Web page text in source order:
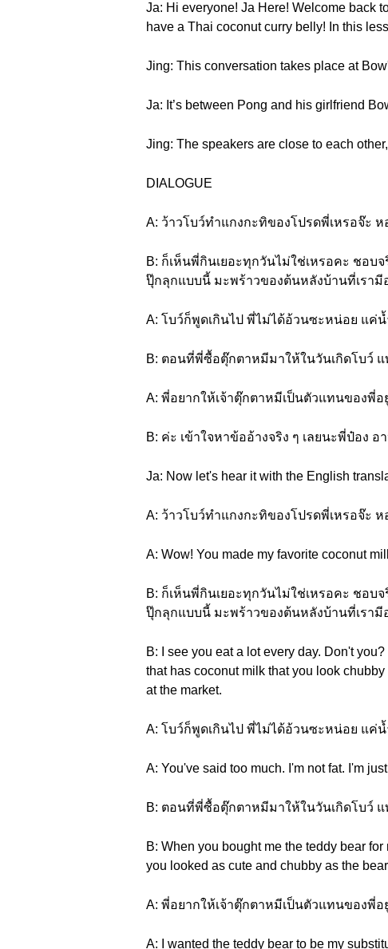
Ja: Hi everyone! Ja Here! Welcome back
have a Thai coconut curry belly! In this
Jing: This conversation takes place at
Ja: It’s between Pong and his girlfriend
Jing: The speakers are close to each
DIALOGUE
A: ว้าวโบว์ทำแกงกะทิของโปรดพี่เหรอจ๊ะ
B: ก็เห็นพี่กินเยอะทุกวันไม่ใช่เหรอคะ ชอบ
ปุ๊กลุกแบบนี้ มะพร้าวของต้นหลังบ้านที่เรา
A: โบว์ก็พูดเกินไป พี่ไม่ได้อ้วนซะหน่อย แค่น้
B: ตอนที่พี่ซื้อตุ๊กตาหมีมาให้ในวันเกิดโบว์
A: พี่อยากให้เจ้าตุ๊กตาหมีเป็นตัวแทนของพี่อ
B: ค่ะ เข้าใจหาข้ออ้างจริง ๆ เลยนะพี่ป๋อง
Ja: Now let's hear it with the English
A: ว้าวโบว์ทำแกงกะทิของโปรดพี่เหรอจ๊ะ
A: Wow! You made my favorite coconut
B: ก็เห็นพี่กินเยอะทุกวันไม่ใช่เหรอคะ ชอบ
ปุ๊กลุกแบบนี้ มะพร้าวของต้นหลังบ้านที่เรา
B: I see you eat a lot every day. Don't
that has coconut milk that you look
at the market.
A: โบว์ก็พูดเกินไป พี่ไม่ได้อ้วนซะหน่อย แค่น้
A: You've said too much. I'm not fat. I'm
B: ตอนที่พี่ซื้อตุ๊กตาหมีมาให้ในวันเกิดโบว์
B: When you bought me the teddy bear
you looked as cute and chubby as the
A: พี่อยากให้เจ้าตุ๊กตาหมีเป็นตัวแทนของพี่อ
A: I wanted the teddy bear to be my